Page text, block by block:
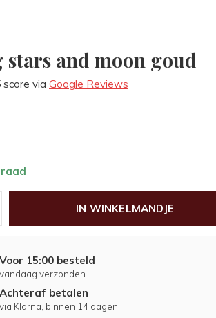
stars and moon goud
score via Google Reviews
IN WINKELMANDJE
Voor 15:00 besteld
vandaag verzonden
Achteraf betalen
via Klarna, binnen 14 dagen